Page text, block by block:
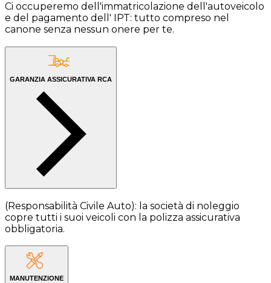
Ci occuperemo dell'immatricolazione dell'autoveicolo
e del pagamento dell' IPT: tutto compreso nel
canone senza nessun onere per te.
GARANZIA ASSICURATIVA RCA
(Responsabilità Civile Auto): la società di noleggio
copre tutti i suoi veicoli con la polizza assicurativa
obbligatoria.
MANUTENZIONE